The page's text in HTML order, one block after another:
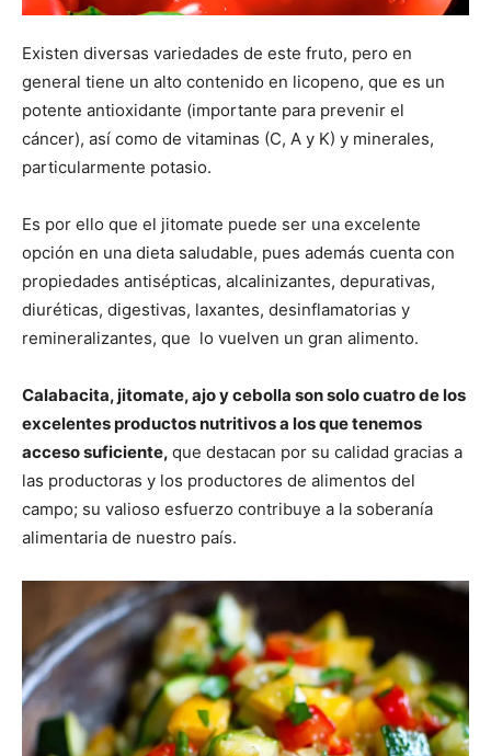
Existen diversas variedades de este fruto, pero en
general tiene un alto contenido en licopeno, que es un
potente antioxidante (importante para prevenir el
cáncer), así como de vitaminas (C, A y K) y minerales,
particularmente potasio.
Es por ello que el jitomate puede ser una excelente
opción en una dieta saludable, pues además cuenta con
propiedades antisépticas, alcalinizantes, depurativas,
diuréticas, digestivas, laxantes, desinflamatorias y
remineralizantes, que lo vuelven un gran alimento.
Calabacita, jitomate, ajo y cebolla son solo cuatro de los
excelentes productos nutritivos a los que tenemos
acceso suficiente, que destacan por su calidad gracias a
las productoras y los productores de alimentos del
campo; su valioso esfuerzo contribuye a la soberanía
alimentaria de nuestro país.